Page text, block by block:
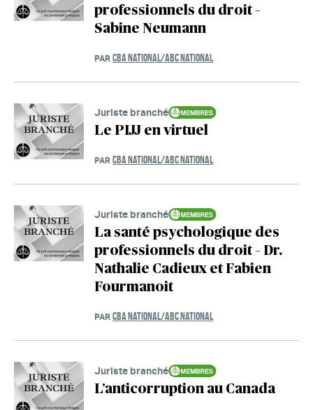
professionnels du droit –
Sabine Neumann
PAR CBA NATIONAL/ABC NATIONAL
Juriste branché
Le PIJJ en virtuel
PAR CBA NATIONAL/ABC NATIONAL
Juriste branché
La santé psychologique des
professionnels du droit – Dr.
Nathalie Cadieux et Fabien
Fourmanoit
PAR CBA NATIONAL/ABC NATIONAL
Juriste branché
L’anticorruption au Canada